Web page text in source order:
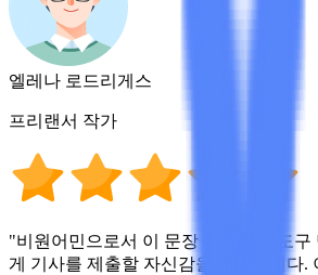
엘레나 로드리게스
프리랜서 작가
"비원어민으로서 이 문장 바꿔쓰기 도구
게 기사를 제출할 자신감을 얻었습니다.